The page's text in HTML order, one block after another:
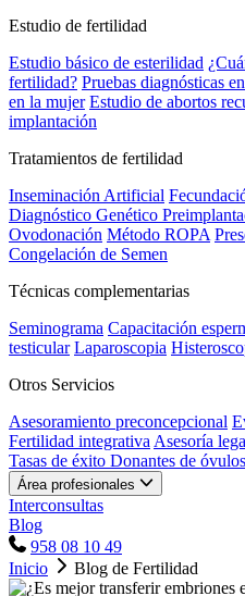
Estudio de fertilidad
Estudio básico de esterilidad
fertilidad? Pruebas diagnósticas
en la mujer Estudio de abortos
implantación
Tratamientos de fertilidad
Inseminación Artificial
Diagnóstico Genético
Ovodonación Método ROPA
Congelación de Semen
Técnicas complementarias
Seminograma Capacitación
testicular Laparoscopia
Otros Servicios
Asesoramiento preconcepcional
Fertilidad integrativaAsesoría
Tasas de éxito Donantes de óvulos
Área profesionales
Interconsultas
Blog
958 08 10 49
Inicio
Blog de Fertilidad